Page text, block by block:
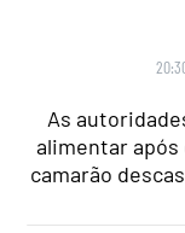
As
alimentar
camarão